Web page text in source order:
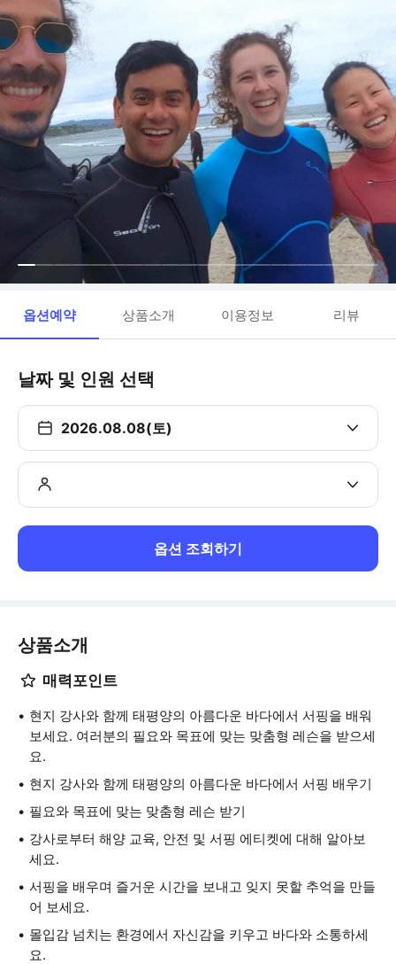
옵션예약 상품소개 이용정보 리뷰
날짜 및 인원 선택
2026.08.08(토)
옵션 조회하기
상품소개
매력포인트
현지 강사와 함께 태평양의 아름다운 바다에서 서핑을 배워
보세요. 여러분의 필요와 목표에 맞는 맞춤형 레슨을 받으세
요.
현지 강사와 함께 태평양의 아름다운 바다에서 서핑 배우기
필요와 목표에 맞는 맞춤형 레슨 받기
강사로부터 해양 교육, 안전 및 서핑 에티켓에 대해 알아보
세요.
서핑을 배우며 즐거운 시간을 보내고 잊지 못할 추억을 만들
어 보세요.
몰입감 넘치는 환경에서 자신감을 키우고 바다와 소통하세
요.